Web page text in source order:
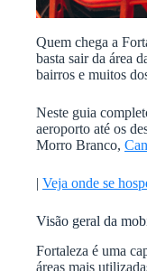
Quem chega a
basta sair da área
bairros e muitos
Neste guia
aeroporto até os
Morro Branco,
| Veja onde se
Visão geral da
Fortaleza é uma
áreas mais